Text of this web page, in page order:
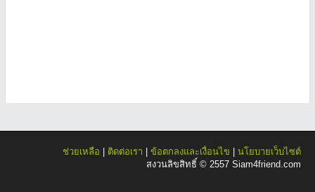
ช่วยเหลือ ติดต่อเรา ข้อตกลงและเงื่อนไข
นโยบายเว็บไซต์
สงวนลิขสิทธิ์ © 2557 Siam4friend.com